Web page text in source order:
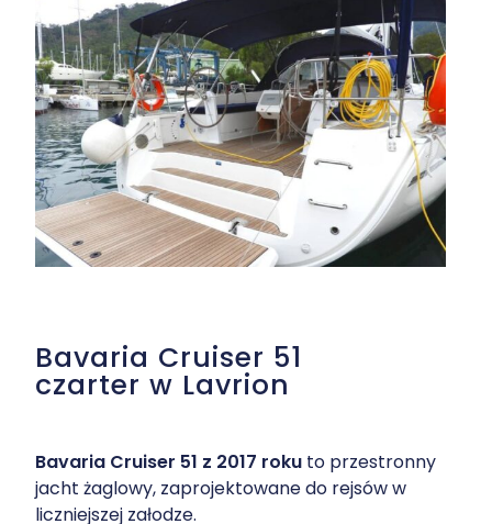
Bavaria Cruiser 51
czarter w Lavrion
Bavaria Cruiser 51 z 2017 roku to przestronny
jacht żaglowy, zaprojektowane do rejsów w
liczniejszej załodze.